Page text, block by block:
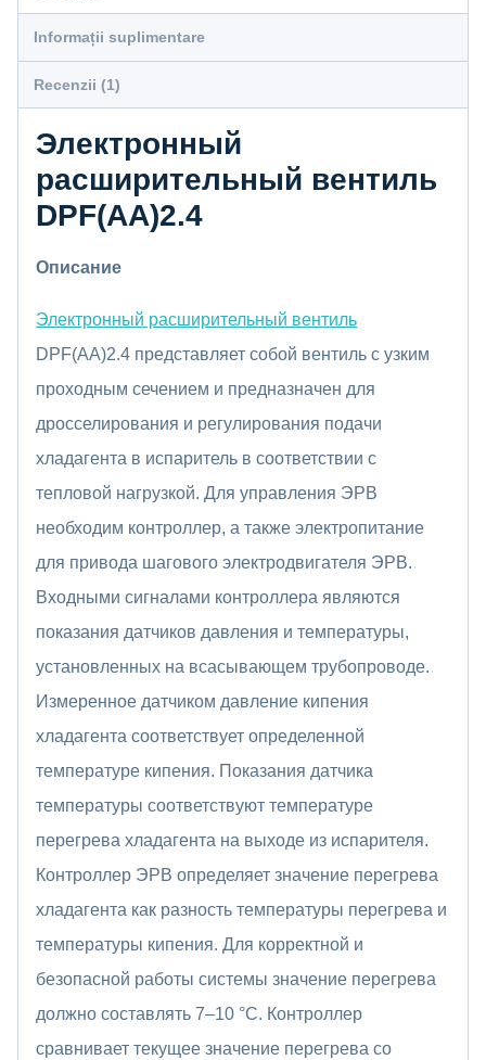
Informații suplimentare
Recenzii (1)
Электронный
расширительный вентиль
DPF(AA)2.4
Описание
Электронный расширительный вентиль
DPF(AA)2.4 представляет собой вентиль с узким
проходным сечением и предназначен для
дросселирования и регулирования подачи
хладагента в испаритель в соответствии с
тепловой нагрузкой. Для управления ЭРВ
необходим контроллер, а также электропитание
для привода шагового электродвигателя ЭРВ.
Входными сигналами контроллера являются
показания датчиков давления и температуры,
установленных на всасывающем трубопроводе.
Измеренное датчиком давление кипения
хладагента соответствует определенной
температуре кипения. Показания датчика
температуры соответствуют температуре
перегрева хладагента на выходе из испарителя.
Контроллер ЭРВ определяет значение перегрева
хладагента как разность температуры перегрева и
температуры кипения. Для корректной и
безопасной работы системы значение перегрева
должно составлять 7–10 °С. Контроллер
сравнивает текущее значение перегрева со